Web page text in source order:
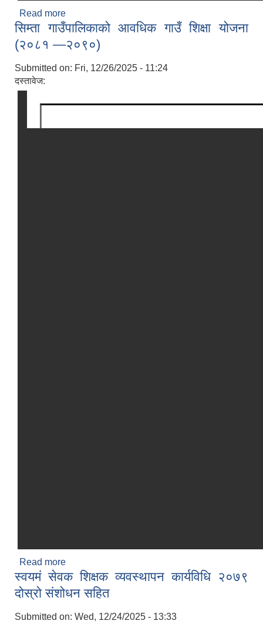
Read more
सिम्ता गाउँपालिकाको आवधिक गाउँ शिक्षा योजना
(२०८१ —२०९०)
Submitted on: Fri, 12/26/2025 - 11:24
दस्तावेज:
Read more
(२०८१ —२०९०)
स्वयमं सेवक शिक्षक व्यवस्थापन कार्यविधि २०७९
दोस्रो संशोधन सहित
Submitted on: Wed, 12/24/2025 - 13:33